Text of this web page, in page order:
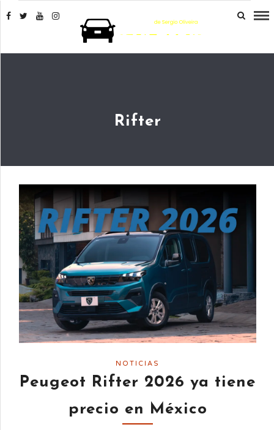
Rifter
NOTICIAS
Peugeot Rifter 2026 ya tiene
precio en México